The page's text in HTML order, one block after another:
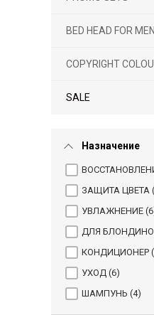
BED HEAD FOR MEN
COPYRIGHT
SALE
Назначение
ЗАЩИТА ЦВЕТА (
УВЛАЖНЕНИЕ (6
ДЛЯ
КОНДИЦИОНЕР (
УХОД (6)
ШАМПУНЬ (4)